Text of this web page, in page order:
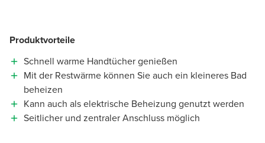
Produktvorteile
Schnell warme Handtücher genießen
Mit der Restwärme können Sie auch ein kleineres Bad
beheizen
Kann auch als elektrische Beheizung genutzt werden
Seitlicher und zentraler Anschluss möglich